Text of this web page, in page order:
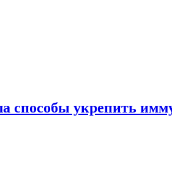
способы укрепить